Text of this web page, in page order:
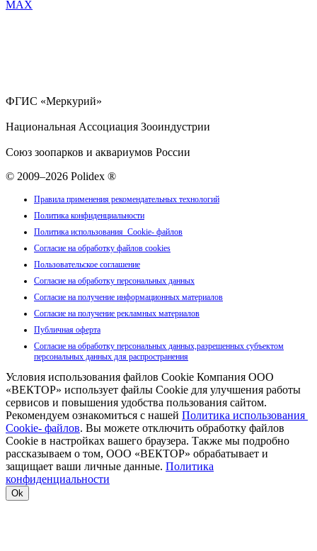
MAX
ФГИС «Меркурий»
Национальная Ассоциация Зооиндустрии
Союз зоопарков и аквариумов России
© 2009–2026 Polidex ®
Правила применения рекомендательных технологий
Политика конфиденциальности
Политика использования Cookie- файлов
Согласие на обработку файлов cookies
Пользовательское соглашение
Согласие на обработку персональных данных
Согласие на получение информационных материалов
Согласие на получение рекламных материалов
Публичная оферта
Согласие на обработку персональных данных,разрешенных субъектом
персональных данных для распространения
Условия использования файлов Cookie Компания ООО
«ВЕКТОР» использует файлы Cookie для улучшения работы
сервисов и повышения удобства пользования сайтом.
Рекомендуем ознакомиться с нашей Политика использования
Cookie- файлов. Вы можете отключить обработку файлов
Cookie в настройках вашего браузера. Также мы подробно
рассказываем о том, ООО «ВЕКТОР» обрабатывает и
защищает ваши личные данные. Политика
конфиденциальности
Ok